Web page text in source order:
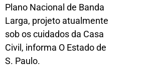
Plano Nacional de Banda
Larga, projeto atualmente
sob os cuidados da Casa
Civil, informa O Estado de
S. Paulo.